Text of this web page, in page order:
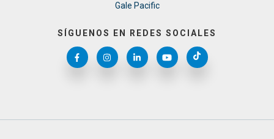
Gale Pacific
SÍGUENOS EN REDES SOCIALES